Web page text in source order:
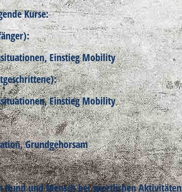
Kurse:
Einstieg Mobility
Einstieg Mobility
Grundgehorsam
Hund und Mensch bei sportlichen Aktivitäten